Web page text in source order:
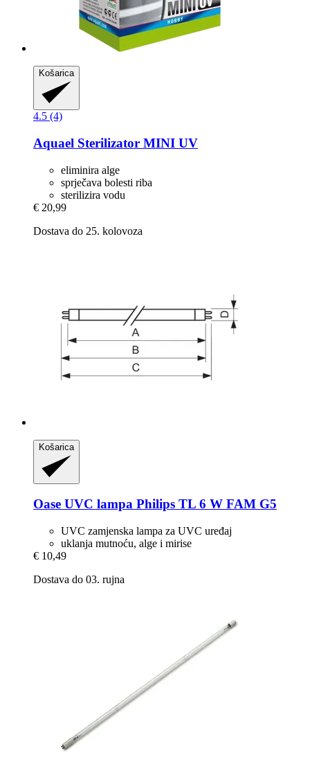
Košarica
4.5 (4)
Aquael Sterilizator MINI UV
eliminira alge
sprječava bolesti riba
sterilizira vodu
€ 20,99
Dostava do 25. kolovoza
Košarica
Oase UVC lampa Philips TL 6 W FAM G5
UVC zamjenska lampa za UVC uređaj
uklanja mutnoću, alge i mirise
€ 10,49
Dostava do 03. rujna